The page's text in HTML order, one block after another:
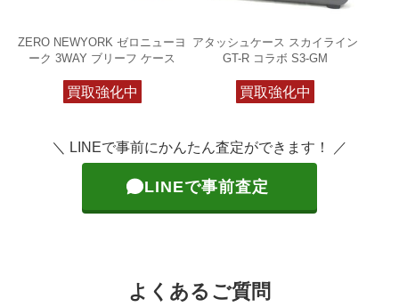
ZERO NEWYORK ゼロニューヨ
ーク 3WAY ブリーフ ケース
買取強化中
アタッシュケース スカイライン
GT-R コラボ S3-GM
買取強化中
＼ LINEで事前にかんたん査定ができます！ ／
LINEで事前査定
よくあるご質問